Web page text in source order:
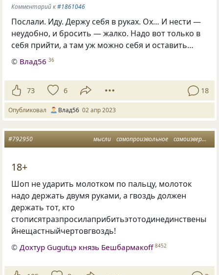
Комментарий к#1861046
Послали. Иду. Держу себя в руках. Ох… И нести —
неудобно, и бросить — жалко. Надо вот только в
себя прийти, а там уж можно себя и оставить…
© Влад56 36
73 6 18
Опубликовал Влад56 02 апр 2023
мысли самопроизвольное самоизвержение
#792950
18+
Шоп не ударить молотком по пальцу, молоток
надо держать двумя руками, а гвоздь должен
держать тот, кто
стописятразпросилаприбитьэтотодинединствены
йнещастныйчертовгвоздь!
© Дохтур Gugutцэ князь Бешбармакоff 8452